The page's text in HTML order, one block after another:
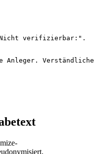
verifizierbar:".
Verständliche